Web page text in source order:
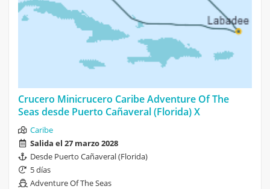
Crucero Minicrucero Caribe Adventure Of The
Seas desde Puerto Cañaveral (Florida) X
Caribe
Salida el 27 marzo 2028
Desde Puerto Cañaveral (Florida)
5 días
Adventure Of The Seas